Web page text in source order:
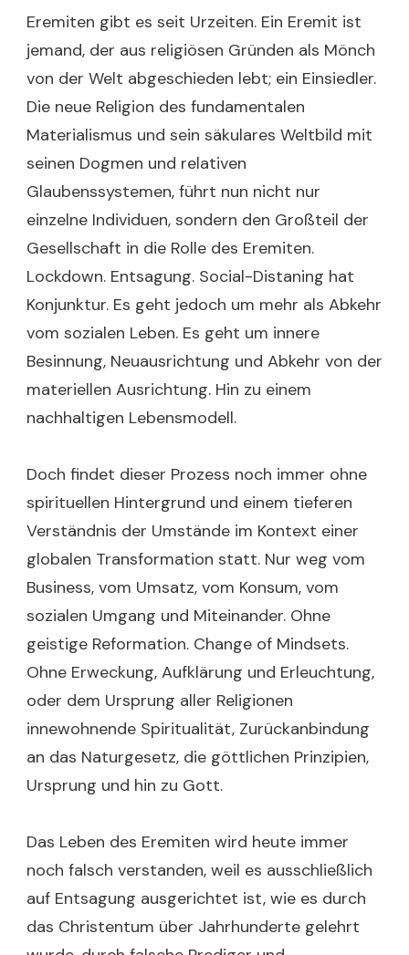
Eremiten gibt es seit Urzeiten. Ein Eremit ist
jemand, der aus religiösen Gründen als Mönch
von der Welt abgeschieden lebt; ein Einsiedler.
Die neue Religion des fundamentalen
Materialismus und sein säkulares Weltbild mit
seinen Dogmen und relativen
Glaubenssystemen, führt nun nicht nur
einzelne Individuen, sondern den Großteil der
Gesellschaft in die Rolle des Eremiten.
Lockdown. Entsagung. Social-Distaning hat
Konjunktur. Es geht jedoch um mehr als Abkehr
vom sozialen Leben. Es geht um innere
Besinnung, Neuausrichtung und Abkehr von der
materiellen Ausrichtung. Hin zu einem
nachhaltigen Lebensmodell.
Doch findet dieser Prozess noch immer ohne
spirituellen Hintergrund und einem tieferen
Verständnis der Umstände im Kontext einer
globalen Transformation statt. Nur weg vom
Business, vom Umsatz, vom Konsum, vom
sozialen Umgang und Miteinander. Ohne
geistige Reformation. Change of Mindsets.
Ohne Erweckung, Aufklärung und Erleuchtung,
oder dem Ursprung aller Religionen
innewohnende Spiritualität, Zurückanbindung
an das Naturgesetz, die göttlichen Prinzipien,
Ursprung und hin zu Gott.
Das Leben des Eremiten wird heute immer
noch falsch verstanden, weil es ausschließlich
auf Entsagung ausgerichtet ist, wie es durch
das Christentum über Jahrhunderte gelehrt